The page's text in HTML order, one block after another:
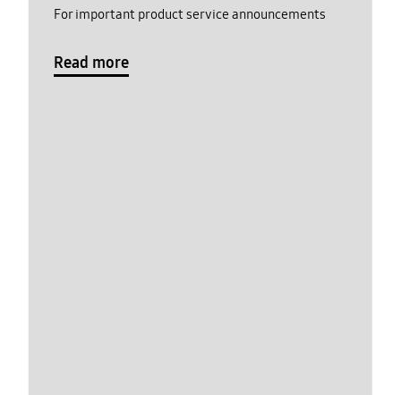
For important product service announcements
Read more